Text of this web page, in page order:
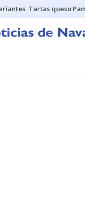
Tartas queso